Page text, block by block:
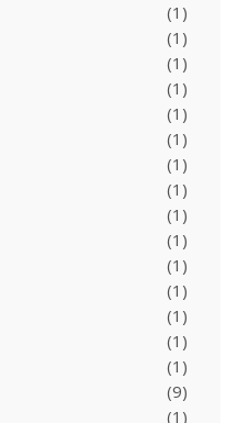
(1)
(1)
(1)
(1)
(1)
(1)
(1)
(1)
(1)
(1)
(1)
(1)
(1)
(1)
(1)
(9)
(1)